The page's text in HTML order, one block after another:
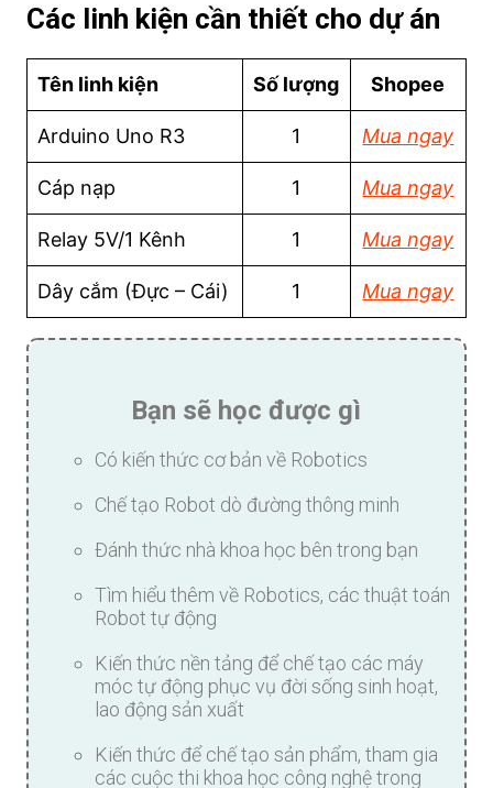
Các linh kiện cần thiết cho dự án
Tên linh kiện Số lượng Shopee
Arduino Uno R3 1 Mua ngay
Cáp nạp 1 Mua ngay
Relay 5V/1 Kênh 1 Mua ngay
Dây cắm (Đực – Cái) 1 Mua ngay
Bạn sẽ học được gì
Có kiến thức cơ bản về Robotics
Chế tạo Robot dò đường thông minh
Đánh thức nhà khoa học bên trong bạn
Tìm hiểu thêm về Robotics, các thuật toán
Robot tự động
Kiến thức nền tảng để chế tạo các máy
móc tự động phục vụ đời sống sinh hoạt,
lao động sản xuất
Kiến thức để chế tạo sản phẩm, tham gia
các cuộc thi khoa học công nghệ trong